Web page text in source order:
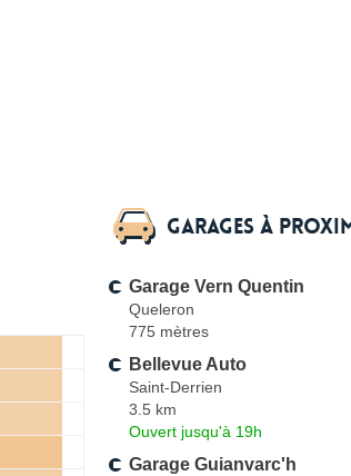
Garages à
Garage Vern Quentin
Queleron
775 mètres
Bellevue Auto
Saint-Derrien
3.5 km
Ouvert jusqu'à 19h
Garage Guianvarc'h